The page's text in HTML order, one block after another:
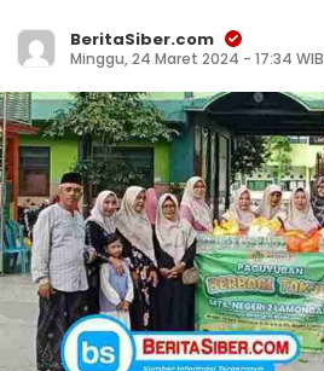
BeritaSiber.com
Minggu, 24 Maret 2024 - 17:34 WIB